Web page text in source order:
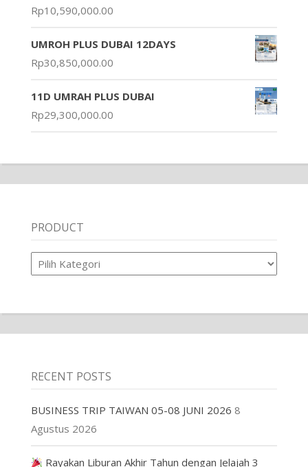
Rp10,590,000.00
UMROH PLUS DUBAI 12DAYS
Rp30,850,000.00
11D UMRAH PLUS DUBAI
Rp29,300,000.00
PRODUCT
Product
RECENT POSTS
BUSINESS TRIP TAIWAN 05-08 JUNI 2026 8
Agustus 2026
Rayakan Liburan Akhir Tahun dengan Jelajah 3